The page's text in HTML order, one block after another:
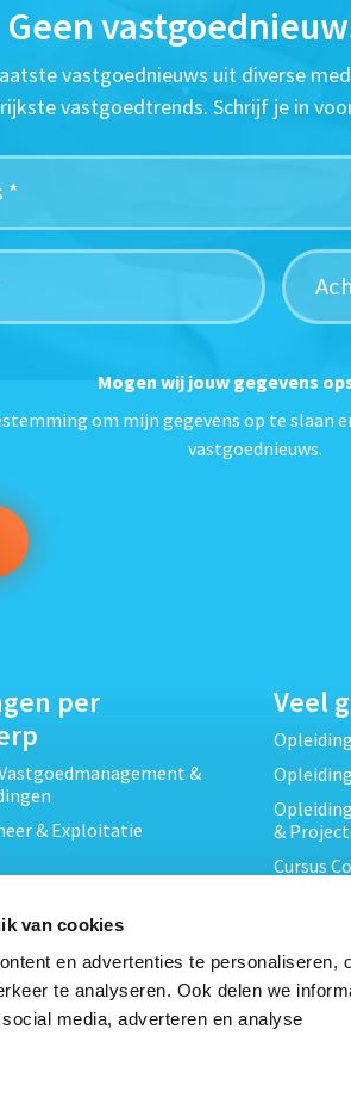
van cookies
en advertenties te personaliseren,
te analyseren. Ook delen we
media, adverteren en analyse
Geen
vastgoednieuws uit diverse
vastgoedtrends. Schrijf je in
Mogen wij jouw gegevens
om mijn gegevens op te slaan
vastgoednieuws.
per
&
& Exploitatie
&
& Inspectie
en Energieprestatie
Veel
&
Cursus
Cursus